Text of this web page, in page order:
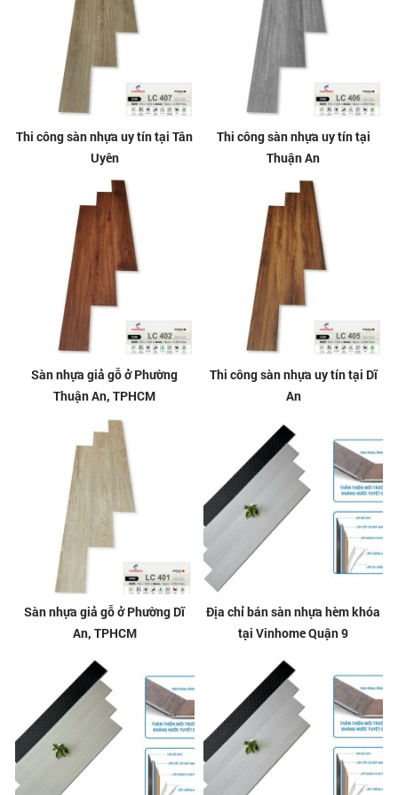
Thi công sàn nhựa uy tín tại Tân
Uyên
Thi công sàn nhựa uy tín tại
Thuận An
Sàn nhựa giả gỗ ở Phường
Thuận An, TPHCM
Thi công sàn nhựa uy tín tại Dĩ
An
Sàn nhựa giả gỗ ở Phường Dĩ
An, TPHCM
Địa chỉ bán sàn nhựa hèm khóa
tại Vinhome Quận 9